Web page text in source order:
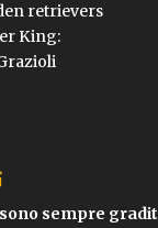
retrievers
King:
sempre